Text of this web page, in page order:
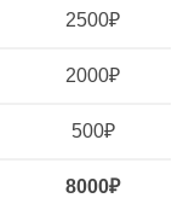
2500₽
2000₽
500₽
8000₽